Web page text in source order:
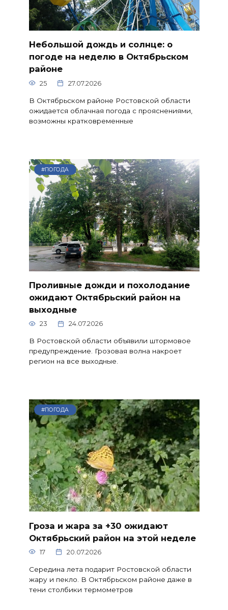
Небольшой дождь и солнце: о
погоде на неделю в Октябрьском
районе
25 27.07.2026
В Октябрьском районе Ростовской области
ожидается облачная погода с прояснениями,
возможны кратковременные
#ПОГОДА
Проливные дожди и похолодание
ожидают Октябрьский район на
выходные
23 24.07.2026
В Ростовской области объявили штормовое
предупреждение. Грозовая волна накроет
регион на все выходные.
#ПОГОДА
Гроза и жара за +30 ожидают
Октябрьский район на этой неделе
17 20.07.2026
Середина лета подарит Ростовской области
жару и пекло. В Октябрьском районе даже в
тени столбики термометров